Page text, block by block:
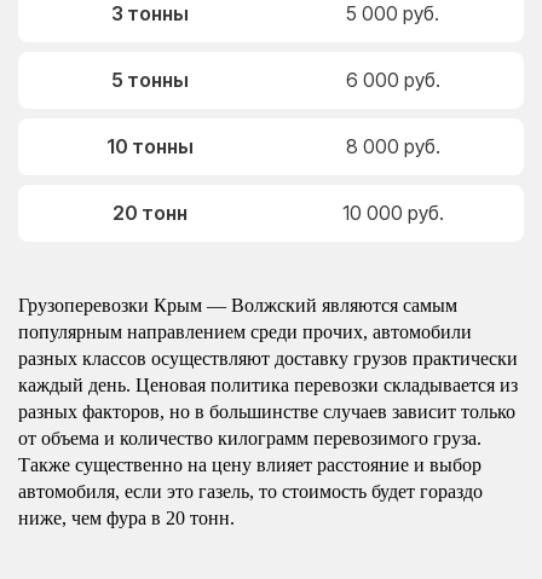
3 тонны 5 000 руб.
5 тонны 6 000 руб.
10 тонны 8 000 руб.
20 тонн 10 000 руб.
Грузоперевозки Крым — Волжский являются самым
популярным направлением среди прочих, автомобили
разных классов осуществляют доставку грузов практически
каждый день. Ценовая политика перевозки складывается из
разных факторов, но в большинстве случаев зависит только
от объема и количество килограмм перевозимого груза.
Также существенно на цену влияет расстояние и выбор
автомобиля, если это газель, то стоимость будет гораздо
ниже, чем фура в 20 тонн.